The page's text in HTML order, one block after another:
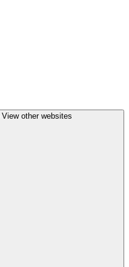
View other websites